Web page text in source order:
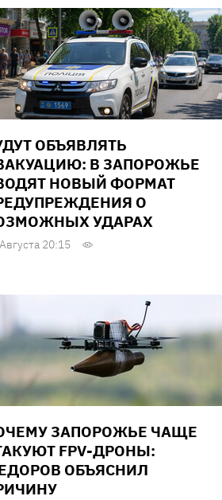
ОБЪЯВЛЯТЬ
В ЗАПОРОЖЬЕ
НОВЫЙ ФОРМАТ
О
УДАРАХ
20:15
ЗАПОРОЖЬЕ ЧАЩЕ
FPV-ДРОНЫ:
ОБЪЯСНИЛ